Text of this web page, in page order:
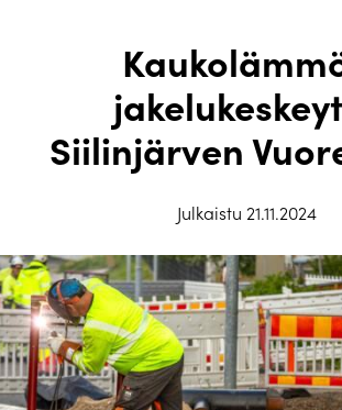
Siilinjärven
Julkaistu 21.11.2024